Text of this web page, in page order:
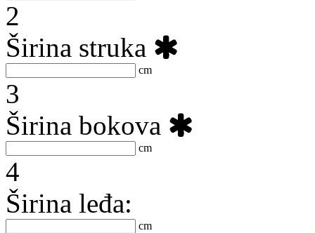
2
Širina struka
:
cm
3
Širina bokova
:
cm
4
Širina leđa:
cm